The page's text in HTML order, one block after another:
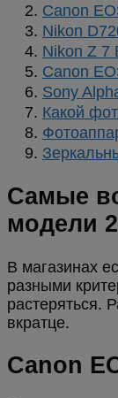
Canon
Nikon
Nikon Z 7
Canon
Sony
Какой
Самые
модели
В магазинах
разными
растеряться.
вкратце.
Canon